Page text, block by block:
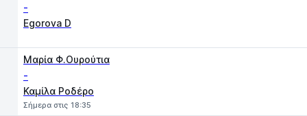
-
Egorova D
Μαρία Φ.Ουρούτια
-
Καμίλα Ροδέρο
Σήμερα στις 18:35